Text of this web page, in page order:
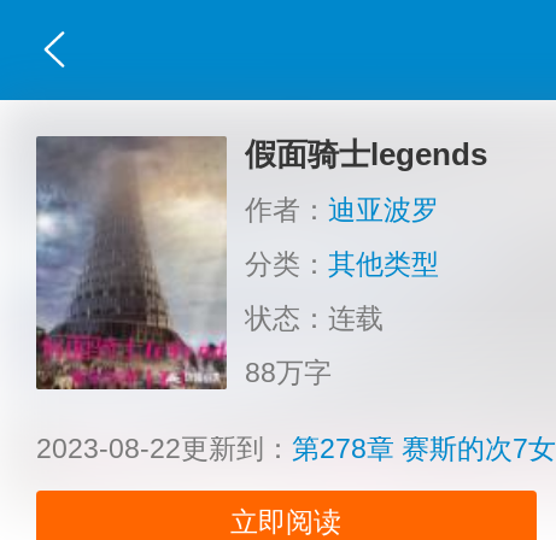
假面骑士legends
作者： 迪亚波罗
分类： 其他类型
状态：连载
88万字
2023-08-22更新到： 第278章 赛斯的次7女
立即阅读